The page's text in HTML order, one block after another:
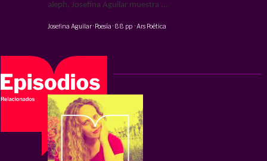
aleph, Josefina Aguilar muestra ...
Josefina Aguilar· Poesía · 88 pp · Ars Poética